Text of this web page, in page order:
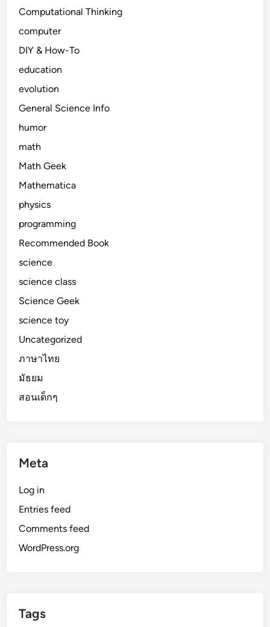
Computational Thinking
computer
DIY & How-To
education
evolution
General Science Info
humor
math
Math Geek
Mathematica
physics
programming
Recommended Book
science
science class
Science Geek
science toy
Uncategorized
ภาษาไทย
มัธยม
สอนเด็กๆ
Meta
Log in
Entries feed
Comments feed
WordPress.org
Tags